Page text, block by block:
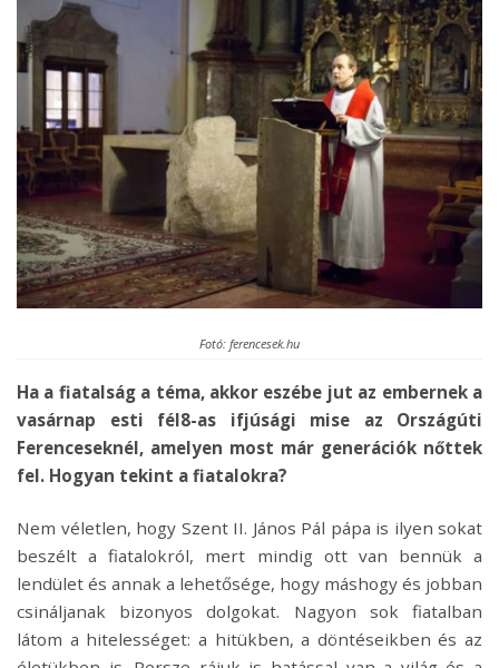
Fotó: ferencesek.hu
Ha a fiatalság a téma, akkor eszébe jut az embernek a
vasárnap esti fél8-as ifjúsági mise az Országúti
Ferenceseknél, amelyen most már generációk nőttek
fel. Hogyan tekint a fiatalokra?
Nem véletlen, hogy Szent II. János Pál pápa is ilyen sokat
beszélt a fiatalokról, mert mindig ott van bennük a
lendület és annak a lehetősége, hogy máshogy és jobban
csináljanak bizonyos dolgokat. Nagyon sok fiatalban
látom a hitelességet: a hitükben, a döntéseikben és az